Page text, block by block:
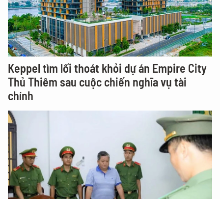
Keppel tìm lối thoát khỏi dự án Empire City
Thủ Thiêm sau cuộc chiến nghĩa vụ tài
chính